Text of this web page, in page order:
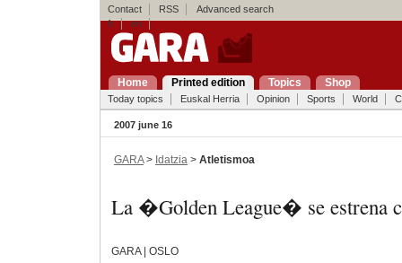
Contact RSS
Advanced search
fr
en
Home Printed edition Topics Shop
Today topics Euskal Herria Opinion Sports World
2007 june 16
GARA> Idatzia > Atletismoa
La �Golden League� se estrena
GARA | OSLO